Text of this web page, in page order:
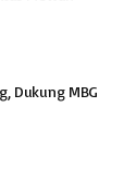
Dukung MBG